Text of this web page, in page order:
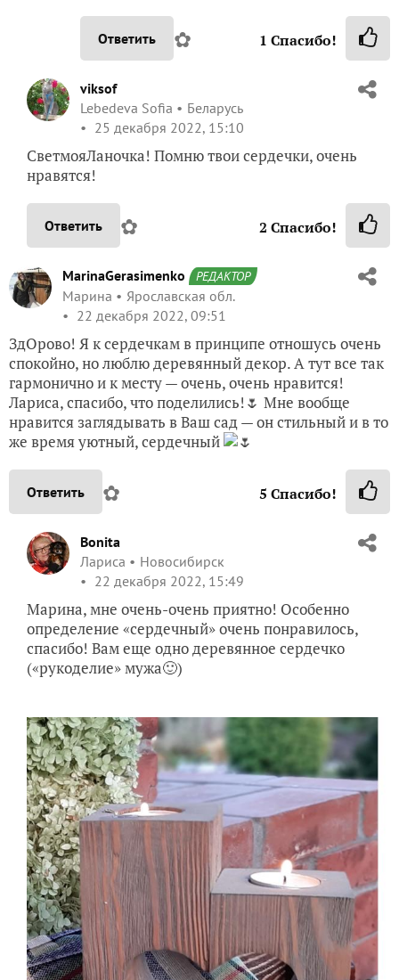
Ответить ✿ 1 Спасибо!
viksof
Lebedeva Sofia
Беларусь
25 декабря 2022, 15:10
СветмояЛаночка! Помню твои сердечки, очень
нравятся!
Ответить ✿ 2 Спасибо!
MarinaGerasimenko РЕДАКТОР
Марина
Ярославская обл.
22 декабря 2022, 09:51
ЗдОрово! Я к сердечкам в принципе отношусь очень
спокойно, но люблю деревянный декор. А тут все так
гармонично и к месту — очень, очень нравится!
Лариса, спасибо, что поделились!🌷 Мне вообще
нравится заглядывать в Ваш сад — он стильный и в то
же время уютный, сердечный
🌷
Ответить ✿ 5 Спасибо!
Bonita
Лариса
Новосибирск
22 декабря 2022, 15:49
Марина, мне очень-очень приятно! Особенно
определение «сердечный» очень понравилось,
спасибо! Вам еще одно деревянное сердечко
(«рукоделие» мужа🙂)